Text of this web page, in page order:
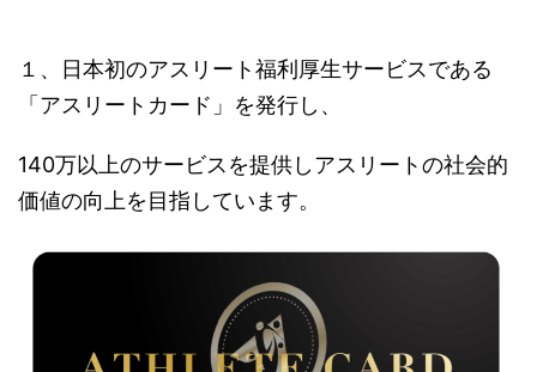
１、日本初のアスリート福利厚生サービスである
「アスリートカード」を発行し、
140万以上のサービスを提供しアスリートの社会的
価値の向上を目指しています。